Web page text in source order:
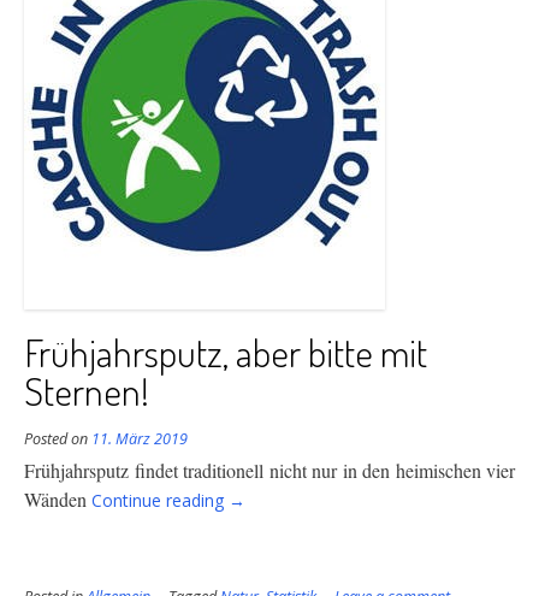
Frühjahrsputz, aber bitte mit
Sternen!
Posted on 11. März 2019
Frühjahrsputz findet traditionell nicht nur in den heimischen vier
Wänden Continue reading
“Frühjahrsputz,
→